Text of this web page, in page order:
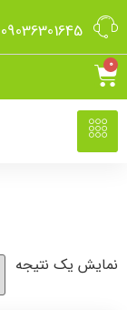
09036301645
0
نمایش یک نتیجه